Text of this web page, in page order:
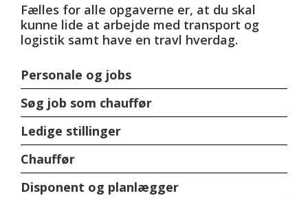
Fælles for alle opgaverne er, at du skal
kunne lide at arbejde med transport og
logistik samt have en travl hverdag.
Personale og jobs
Søg job som chauffør
Ledige stillinger
Chauffør
Disponent og planlægger